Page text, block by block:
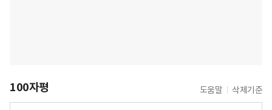
100자평 도움말 삭제기준